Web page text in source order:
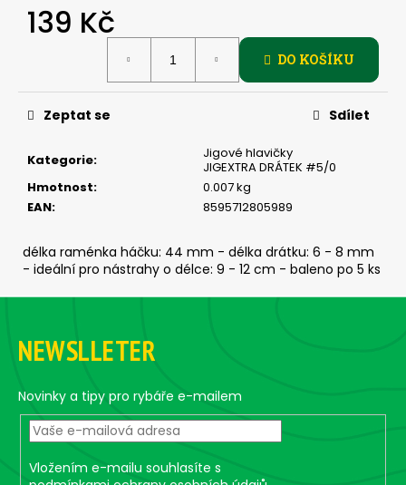
139 Kč
DO KOŠÍKU
Kategorie:
Jigové hlavičky
JIGEXTRA DRÁTEK #5/0
Hmotnost:
0.007 kg
EAN: 8595712805989
Zeptat se Sdílet
délka raménka háčku: 44 mm - délka drátku: 6 - 8 mm
- ideální pro nástrahy o délce: 9 - 12 cm - baleno po 5 ks
o
p
u
č
u
e
m
e
ČIHÁTKO
PŘED
-
KULIČKA
38
MM
33
Kč
Z
NEWSLLETER
Novinky a tipy pro rybáře e-mailem
Vložením e-mailu souhlasíte s